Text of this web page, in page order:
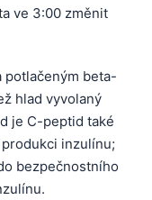
ve 3:00 změnit
potlačeným beta-
hlad vyvolaný
je C-peptid také
inzulínu;
bezpečnostního